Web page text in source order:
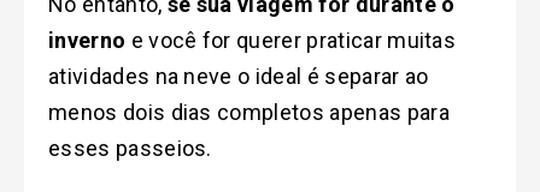
inverno e você for querer praticar muitas
atividades na neve o ideal é separar ao
menos dois dias completos apenas para
esses passeios.